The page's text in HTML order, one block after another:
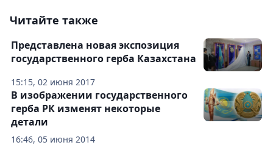
Читайте также
15:15, 02 июня 2017
Представлена новая экспозиция
государственного герба Казахстана
16:46, 05 июня 2014
В изображении государственного
герба РК изменят некоторые
детали